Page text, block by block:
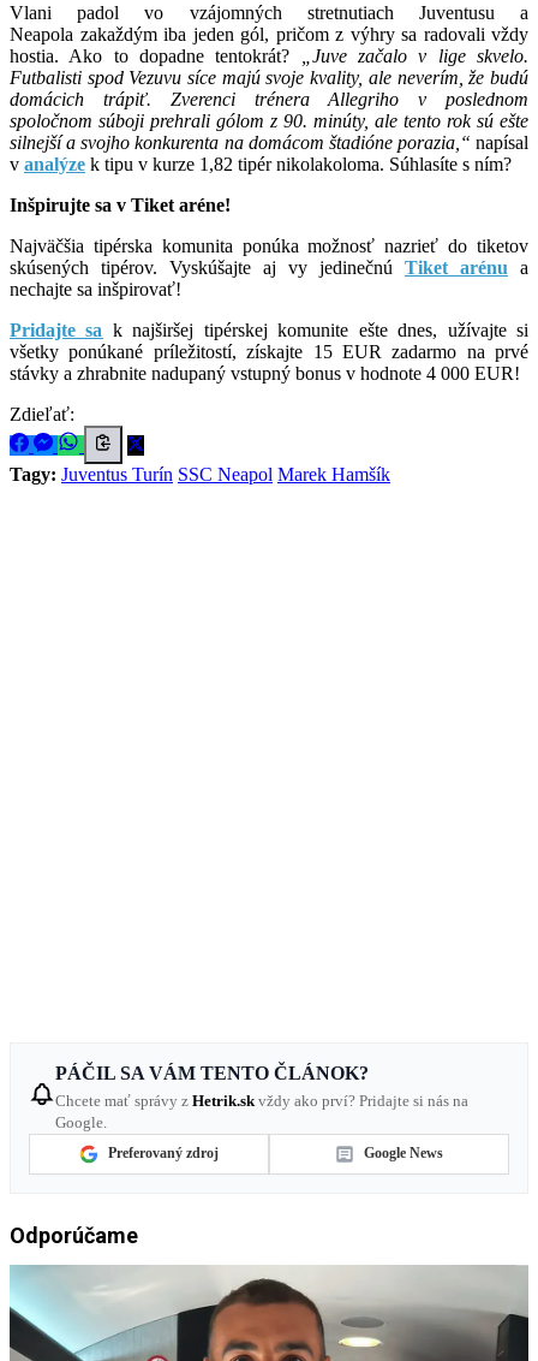
Vlani padol vo vzájomných stretnutiach Juventusu a
Neapola zakaždým iba jeden gól, pričom z výhry sa radovali vždy
hostia. Ako to dopadne tentokrát?
„Juve začalo v lige skvelo.
Futbalisti spod Vezuvu síce majú svoje kvality, ale neverím, že budú
domácich trápiť. Zverenci trénera Allegriho v poslednom
spoločnom súboji prehrali gólom z 90. minúty, ale tento rok sú ešte
silnejší a svojho konkurenta na domácom štadióne porazia,“ napísal
v analýze k tipu v kurze 1,82 tipér nikolakoloma. Súhlasíte s ním?
Inšpirujte sa v Tiket aréne!
Najväčšia tipérska komunita ponúka možnosť nazrieť do tiketov
skúsených tipérov. Vyskúšajte aj vy jedinečnú Tiket arénu a
nechajte sa inšpirovať!
Pridajte sa k najširšej tipérskej komunite ešte dnes, užívajte si
všetky ponúkané príležitostí, získajte 15 EUR zadarmo na prvé
stávky a zhrabnite nadupaný vstupný bonus v hodnote 4 000 EUR!
Zdieľať:
Tagy: Juventus Turín SSC Neapol Marek Hamšík
PÁČIL SA VÁM TENTO ČLÁNOK?
Chcete mať správy z Hetrik.sk vždy ako prví? Pridajte si nás na
Google.
Preferovaný zdroj Google News
Odporúčame